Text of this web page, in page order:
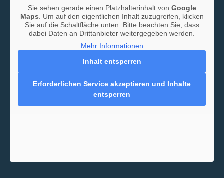
Sie sehen gerade einen Platzhalterinhalt von Google
Maps . Um auf den eigentlichen Inhalt zuzugreifen, klicken
Sie auf die Schaltfläche unten. Bitte beachten Sie, dass
dabei Daten an Drittanbieter weitergegeben werden.
Mehr Informationen
Inhalt entsperren
Erforderlichen Service akzeptieren und Inhalte
entsperren